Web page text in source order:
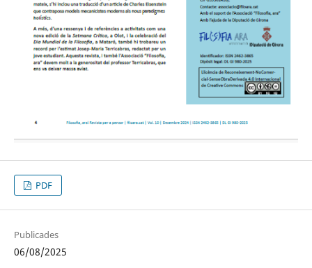
PDF
Publicades
06/08/2025